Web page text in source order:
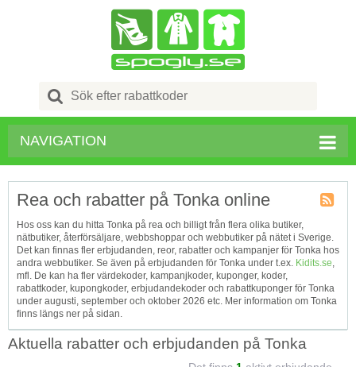
Search
for:
NAVIGATION
RSS
Rea och rabatter på Tonka online
Hos oss kan du hitta Tonka på rea och billigt från flera olika butiker,
nätbutiker, återförsäljare, webbshoppar och webbutiker på nätet i Sverige.
Det kan finnas fler erbjudanden, reor, rabatter och kampanjer för Tonka hos
andra webbutiker. Se även på erbjudanden för Tonka under t.ex. Kidits.se,
mfl. De kan ha fler värdekoder, kampanjkoder, kuponger, koder,
rabattkoder, kupongkoder, erbjudandekoder och rabattkuponger för Tonka
under augusti, september och oktober 2026 etc. Mer information om Tonka
finns längs ner på sidan.
Aktuella rabatter och erbjudanden på Tonka